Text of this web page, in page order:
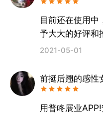
目前还在使用中
予大大的好评和
2021-05-01
前挺后翘的感性
用普咚展业